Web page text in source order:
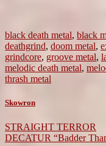
black death metal, black
deathgrind, doom metal,
grindcore, groove metal,
melodic death metal,
thrash metal
Skowron
Post
STRAIGHT TERROR
DECATUR “Badder